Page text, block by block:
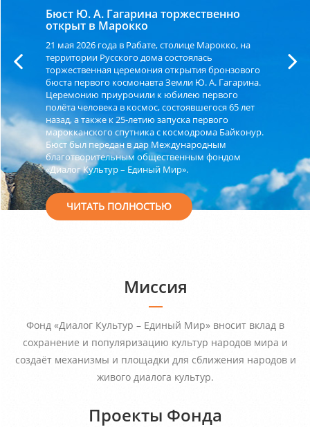
Бюст Ю. А. Гагарина торжественно
открыт в Марокко
21 мая 2026 года в Рабате, столице Марокко, на
территории Русского дома состоялась
торжественная церемония открытия бронзового
бюста первого космонавта Земли Ю. А. Гагарина.
Церемонию приурочили к юбилею первого
полёта человека в космос, состоявшегося 65 лет
назад, а также к 25-летию запуска первого
марокканского спутника с космодрома Байконур.
Бюст был передан в дар Международным
благотворительным общественным фондом
«Диалог Культур – Единый Мир».
ЧИТАТЬ ПОЛНОСТЬЮ
Миссия
Фонд «Диалог Культур – Единый Мир» вносит вклад в
сохранение и популяризацию культур народов мира и
создаёт механизмы и площадки для сближения народов и
живого диалога культур.
Проекты Фонда